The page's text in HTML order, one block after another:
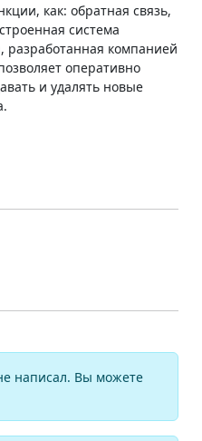
как: обратная связь,
система
разработанная компанией
оперативно
и удалять новые
написал. Вы можете